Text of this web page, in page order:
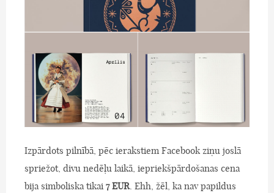
Izpārdots pilnībā, pēc ierakstiem Facebook ziņu joslā
spriežot, divu nedēļu laikā, iepriekšpārdošanas cena
bija simboliska tikai 7 EUR. Ehh, žēl, ka nav papildus